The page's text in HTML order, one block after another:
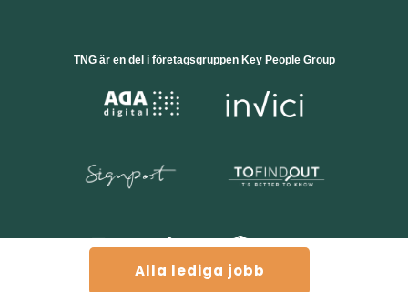
Alla lediga jobb
TNG är en del i företagsgruppen Key People Group